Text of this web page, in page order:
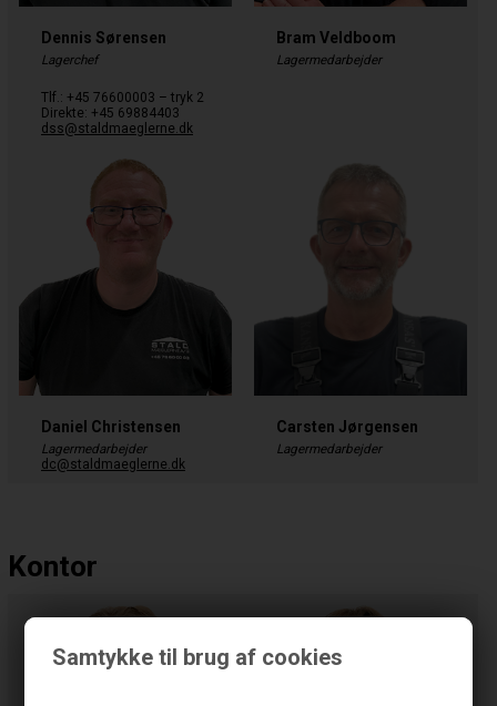
Samtykke til brug af cookies
Dennis Sørensen
Lagerchef
Tlf.: +45 76600003 – tryk 2
Direkte: +45 69884403
dss@staldmaeglerne.dk
Bram Veldboom
Lagermedarbejder
Daniel Christensen
Lagermedarbejder
dc@staldmaeglerne.dk
Carsten Jørgensen
Lagermedarbejder
Kontor